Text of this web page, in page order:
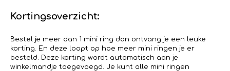
Kortingsoverzicht:
Bestel je meer dan 1 mini ring dan ontvang je een leuke
korting. En deze loopt op hoe meer mini ringen je er
besteld. Deze korting wordt automatisch aan je
winkelmandje toegevoegd. Je kunt alle mini ringen